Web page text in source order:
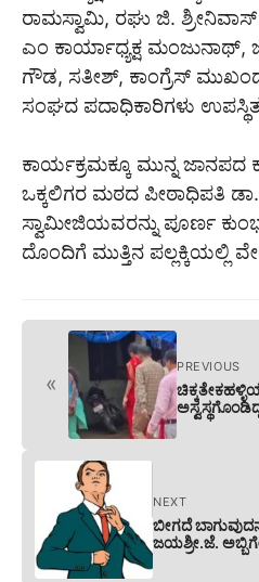
ರಾಮಸ್ವಾಮಿ, ರಘು ಜಿ.
ಎಂ ಕಾರ್ಯಾಧ್ಯಕ್ಷ
ಗೌಡ, ಸತೀಶ್, ಕಾಂಗ್ರೆಸ್
ಸಂಘದ ಪದಾಧಿಕಾರಿಗಳು
ಕಾರ್ಯಕ್ರಮಕ್ಕೂ ಮುನ್ನ ಜಾನಪದ
ಒಕ್ಕಲಿಗರ ಮಠದ ಪೀಠಾಧಿಪತಿ
ಸ್ವಾಮೀಜಿಯವರನ್ನು ಪೂರ್ಣ
ದೊಂದಿಗೆ ಮುತ್ತಿನ ಪಲ್ಲಕ್ಕಿಯಲ್ಲಿ
«
PREVIOUS
NEXT
ಬೀಗದೆ
ಜಯಶ್ರೀ.ಜೆ.